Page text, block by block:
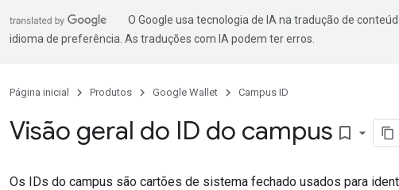
O Google usa tecnologia de IA na tradução de
idioma de preferência. As traduções com IA podem ter erros.
Página inicial Produtos Google Wallet Campus ID
Visão geral do ID do campus bookmark_border
Os IDs do campus são cartões de sistema fechado usados para